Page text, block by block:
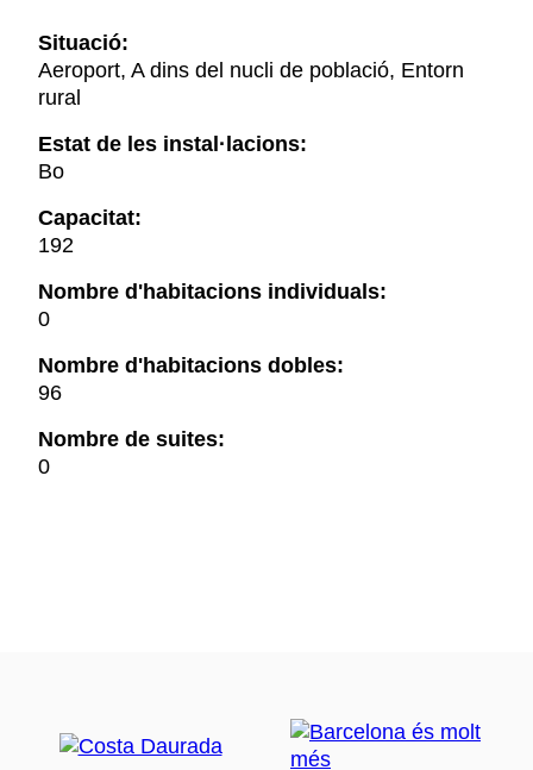
Situació:
Aeroport, A dins del nucli de població, Entorn
rural
Estat de les instal·lacions:
Bo
Capacitat:
192
Nombre d'habitacions individuals:
0
Nombre d'habitacions dobles:
96
Nombre de suites:
0